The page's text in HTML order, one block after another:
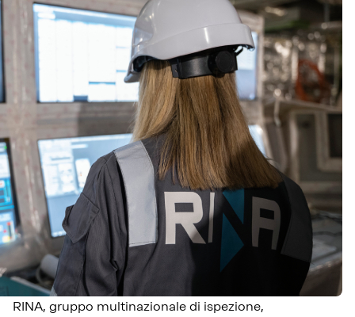
RINA, gruppo multinazionale di ispezione,